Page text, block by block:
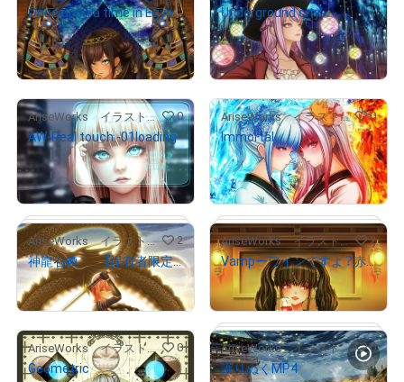
Once upon a time in EgyptⅡ
¥10,000
売出し（初回販売）
Underground city
¥10,000
売出し（初回販売）
AriseWorks イラストレーター 0
AW-Real touch -01loading
¥10,000
売出し（初回販売）
AriseWorks イラストレーター 0
Immortal
¥8,200
AriseWorks イラストレーター 2
神龍召喚 【保有者限定コンテンツ 弐零弐四 辰 文字入り】
¥900
AriseWorks イラストレーター 2
Vampーワインですよ？赤い方の…
¥6,000
AriseWorks イラストレーター 0
Geometric
AriseWorks イラストレーター 0
護りぬくMP4